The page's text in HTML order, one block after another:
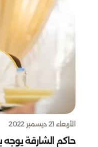
الأربعاء 21 ديسمبر 2022
حاكم الشارقة